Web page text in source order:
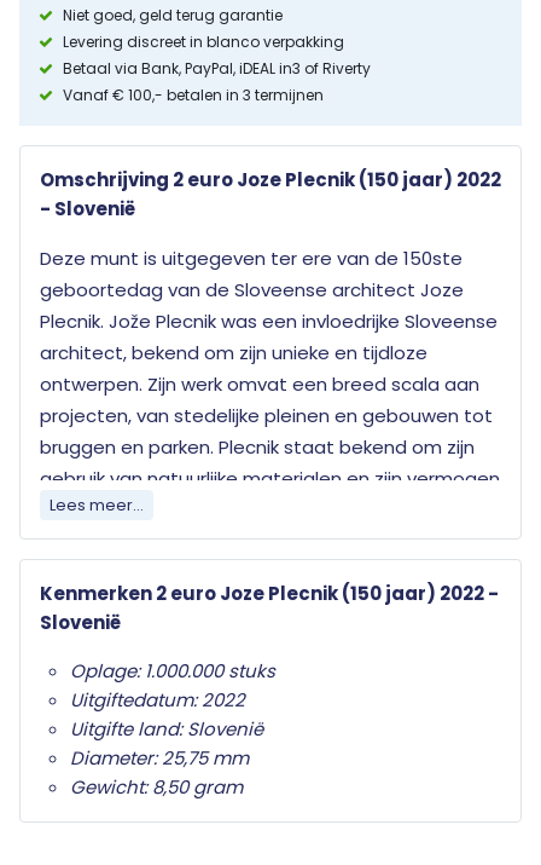
Niet goed, geld terug garantie
Levering discreet in blanco verpakking
Betaal via Bank, PayPal, iDEAL in3 of Riverty
Vanaf € 100,- betalen in 3 termijnen
Omschrijving 2 euro Joze Plecnik (150 jaar) 2022
- Slovenië
Deze munt is uitgegeven ter ere van de 150ste
geboortedag van de Sloveense architect Joze
Plecnik. Jože Plecnik was een invloedrijke Sloveense
architect, bekend om zijn unieke en tijdloze
ontwerpen. Zijn werk omvat een breed scala aan
projecten, van stedelijke pleinen en gebouwen tot
bruggen en parken. Plecnik staat bekend om zijn
gebruik van natuurlijke materialen en zijn vermogen
om moderne en traditionele elementen te
combineren. Zijn nalatenschap omvat iconische
Plecnikhuis, dat nu een museum is dat zijn leven en
werk viert. Zijn bijdragen hebben een blijvende
invloed gehad op de Sloveense architectuur en
worden wereldwijd bewonderd.
Elk land dat de euro als officiële munteenheid
heeft mag jaarlijks twee herdenkingsmunten
uitgeven. Wat deze herdenkingsmunten
Lees meer...
Kenmerken 2 euro Joze Plecnik (150 jaar) 2022 -
Slovenië
Oplage: 1.000.000 stuks
Uitgiftedatum: 2022
Uitgifte land: Slovenië
Diameter: 25,75 mm
Gewicht: 8,50 gram